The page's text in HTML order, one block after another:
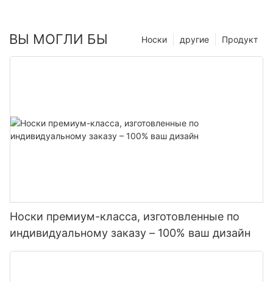
ВЫ МОГЛИ БЫ Продукт
другие
Носки
Носки премиум-класса, изготовленные по
индивидуальному заказу – 100% ваш дизайн